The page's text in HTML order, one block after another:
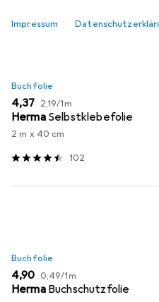
Impressum
Produktliste
Buchfolie
EUR
4,37 EUR
2,19/1m
Herma Selbstklebefolie
2 m x 40 cm
102
Buchfolie
EUR
4,90 EUR
0,49/1m
Herma Buchschutzfolie